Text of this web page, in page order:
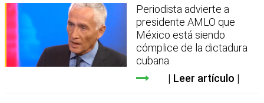
Periodista advierte a
presidente AMLO que
México está siendo
cómplice de la dictadura
cubana
Leer artículo